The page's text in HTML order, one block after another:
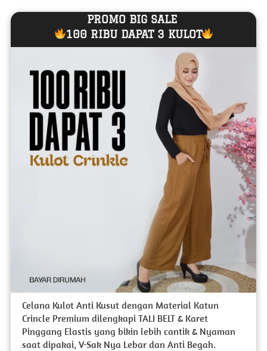
PROMO BIG SALE
100 RIBU DAPAT 3 KULOT
Celana Kulot Anti Kusut dengan Material Katun
Crincle Premium dilengkapi TALI BELT & Karet
Pinggang Elastis yang bikin lebih cantik & Nyaman
saat dipakai, V-Sak Nya Lebar dan Anti Begah.